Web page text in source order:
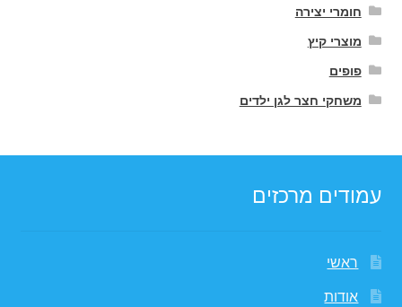
חומרי יצירה
מוצרי קיץ
פופים
משחקי חצר לגן ילדים
עמודים מרכזים
ראשי
אודות